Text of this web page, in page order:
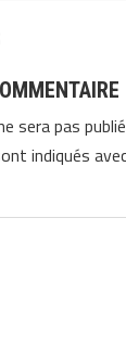
sera pas
indiqués